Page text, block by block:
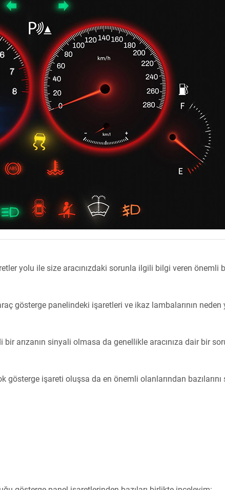
yolu ile size aracınızdaki sorunla ilgili bilgi veren önemli
gösterge panelindeki işaretleri ve ikaz lambalarının neden
arızanın sinyali olmasa da genellikle aracınıza dair bir
gösterge işareti oluşsa da en önemli olanlarından bazılarını